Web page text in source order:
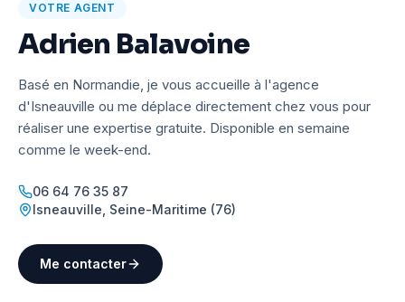
VOTRE AGENT
Adrien Balavoine
Basé en Normandie, je vous accueille à l'agence
d'Isneauville ou me déplace directement chez vous pour
réaliser une expertise gratuite. Disponible en semaine
comme le week-end.
06 64 76 35 87
Isneauville Seine-Maritime (76)
Me contacter